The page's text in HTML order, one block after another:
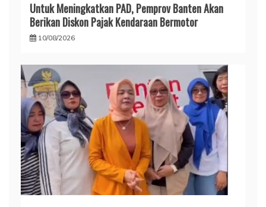
Untuk Meningkatkan PAD, Pemprov Banten Akan
Berikan Diskon Pajak Kendaraan Bermotor
10/08/2026